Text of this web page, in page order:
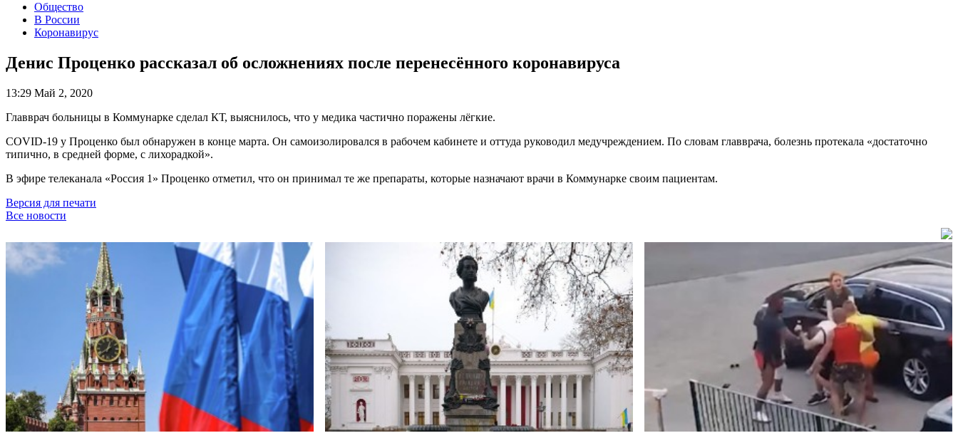
Общество
В России
Коронавирус
Денис Проценко рассказал об осложнениях после перенесённого коронавируса
13:29 Май 2, 2020
Главврач больницы в Коммунарке сделал КТ, выяснилось, что у медика частично поражены лёгкие.
COVID-19 у Проценко был обнаружен в конце марта. Он самоизолировался в рабочем кабинете и оттуда руководил медучреждением. По словам главврача, болезнь протекала «достаточно
типично, в средней форме, с лихорадкой».
В эфире телеканала «Россия 1» Проценко отметил, что он принимал те же препараты, которые назначают врачи в Коммунарке своим пациентам.
Версия для печати
Все новости